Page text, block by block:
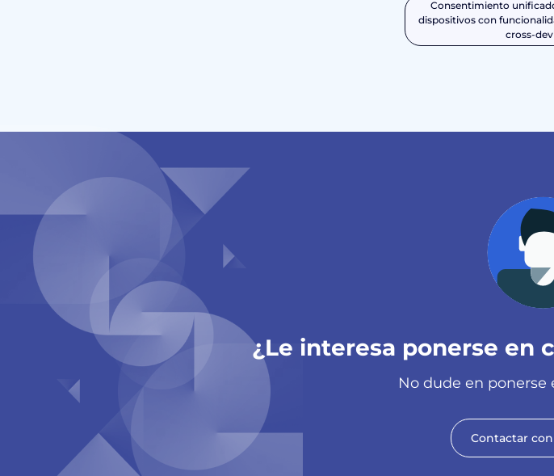
Consentimiento
dispositivos con
cross-
¿Le interesa ponerse en
No dude en ponerse
Contactar